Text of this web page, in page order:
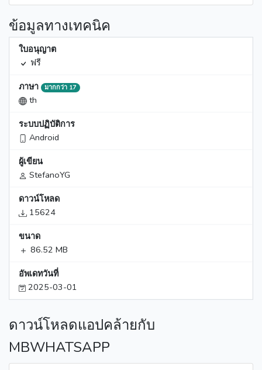
ข้อมูลทางเทคนิค
ใบอนุญาต
ฟรี
ภาษา มากกว่า 17
th
ระบบปฏิบัติการ
Android
ผู้เขียน
StefanoYG
ดาวน์โหลด
15624
ขนาด
86.52 MB
อัพเดทวันที่
2025-03-01
ดาวน์โหลดแอปคล้ายกับ
MBWHATSAPP